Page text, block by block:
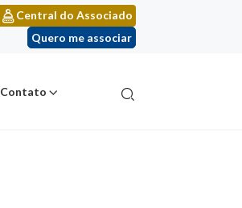
Central do Associado
Quero me associar
Contato